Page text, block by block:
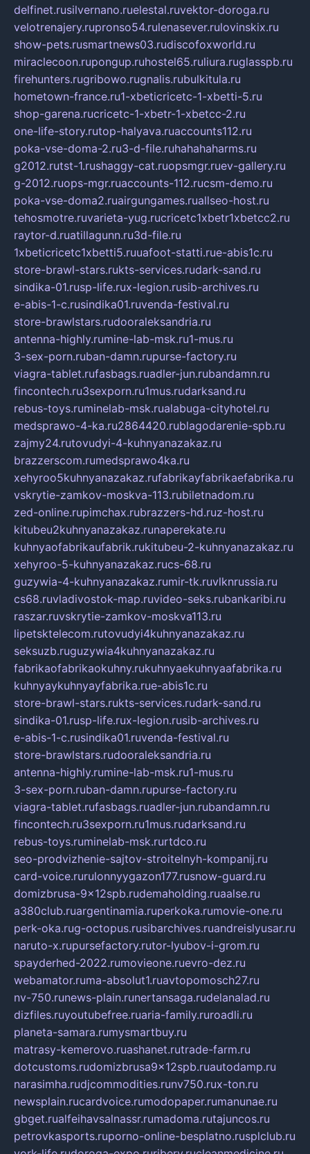
delfinet.rusilvernano.ruelestal.ruvektor-doroga.ru
velotrenajery.rupronso54.rulenasever.rulovinskix.ru
show-pets.rusmartnews03.rudiscofoxworld.ru
miraclecoon.rupongup.ruhostel65.ruliura.ruglasspb.ru
firehunters.rugribowo.rugnalis.rubulkitula.ru
hometown-france.ru1-xbeticricetc-1-xbetti-5.ru
shop-garena.rucricetc-1-xbetr-1-xbetcc-2.ru
one-life-story.rutop-halyava.ruaccounts112.ru
poka-vse-doma-2.ru3-d-file.ruhahahaharms.ru
g2012.rutst-1.rushaggy-cat.ruopsmgr.ruev-gallery.ru
g-2012.ruops-mgr.ruaccounts-112.rucsm-demo.ru
poka-vse-doma2.ruairgungames.ruallseo-host.ru
tehosmotre.ruvarieta-yug.rucricetc1xbetr1xbetcc2.ru
raytor-d.ruatillagunn.ru3d-file.ru
1xbeticricetc1xbetti5.ruuafoot-statti.rue-abis1c.ru
store-brawl-stars.rukts-services.rudark-sand.ru
sindika-01.rusp-life.rux-legion.rusib-archives.ru
e-abis-1-c.rusindika01.ruvenda-festival.ru
store-brawlstars.rudooraleksandria.ru
antenna-highly.rumine-lab-msk.ru1-mus.ru
3-sex-porn.ruban-damn.rupurse-factory.ru
viagra-tablet.rufasbags.ruadler-jun.rubandamn.ru
fincontech.ru3sexporn.ru1mus.rudarksand.ru
rebus-toys.ruminelab-msk.rualabuga-cityhotel.ru
medsprawo-4-ka.ru2864420.rublagodarenie-spb.ru
zajmy24.rutovudyi-4-kuhnyanazakaz.ru
brazzerscom.rumedsprawo4ka.ru
xehyroo5kuhnyanazakaz.rufabrikayfabrikaefabrika.ru
vskrytie-zamkov-moskva-113.rubiletnadom.ru
zed-online.rupimchax.rubrazzers-hd.ruz-host.ru
kitubeu2kuhnyanazakaz.runaperekate.ru
kuhnyaofabrikaufabrik.rukitubeu-2-kuhnyanazakaz.ru
xehyroo-5-kuhnyanazakaz.rucs-68.ru
guzywia-4-kuhnyanazakaz.rumir-tk.ruvlknrussia.ru
cs68.ruvladivostok-map.ruvideo-seks.rubankaribi.ru
raszar.ruvskrytie-zamkov-moskva113.ru
lipetsktelecom.rutovudyi4kuhnyanazakaz.ru
seksuzb.ruguzywia4kuhnyanazakaz.ru
fabrikaofabrikaokuhny.rukuhnyaekuhnyaafabrika.ru
kuhnyaykuhnyayfabrika.rue-abis1c.ru
store-brawl-stars.rukts-services.rudark-sand.ru
sindika-01.rusp-life.rux-legion.rusib-archives.ru
e-abis-1-c.rusindika01.ruvenda-festival.ru
store-brawlstars.rudooraleksandria.ru
antenna-highly.rumine-lab-msk.ru1-mus.ru
3-sex-porn.ruban-damn.rupurse-factory.ru
viagra-tablet.rufasbags.ruadler-jun.rubandamn.ru
fincontech.ru3sexporn.ru1mus.rudarksand.ru
rebus-toys.ruminelab-msk.rurtdco.ru
seo-prodvizhenie-sajtov-stroitelnyh-kompanij.ru
card-voice.rurulonnyygazon177.rusnow-guard.ru
domizbrusa-9x12spb.rudemaholding.ruaalse.ru
a380club.ruargentinamia.ruperkoka.rumovie-one.ru
perk-oka.rug-octopus.rusibarchives.ruandreislyusar.ru
naruto-x.rupursefactory.rutor-lyubov-i-grom.ru
spayderhed-2022.rumovieone.ruevro-dez.ru
webamator.ruma-absolut1.ruavtopomosch27.ru
nv-750.runews-plain.runertansaga.rudelanalad.ru
dizfiles.ruyoutubefree.ruaria-family.ruroadli.ru
planeta-samara.rumysmartbuy.ru
matrasy-kemerovo.ruashanet.rutrade-farm.ru
dotcustoms.rudomizbrusa9x12spb.ruautodamp.ru
narasimha.rudjcommodities.runv750.rux-ton.ru
newsplain.rucardvoice.rumodopaper.rumanunae.ru
gbget.rualfeihavsalnassr.rumadoma.rutajuncos.ru
petrovkasports.ruporno-online-besplatno.rusplclub.ru